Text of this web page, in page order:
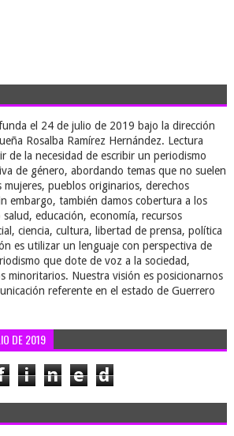
el 24 de julio de 2019 bajo la dirección
Rosalba Ramírez Hernández. Lectura
de la necesidad de escribir un periodismo
de género, abordando temas que no suelen
mujeres, pueblos originarios, derechos
embargo, también damos cobertura a los
educación, economía, recursos
ciencia, cultura, libertad de prensa, política
es utilizar un lenguaje con perspectiva de
que dote de voz a la sociedad,
minoritarios. Nuestra visión es posicionarnos
referente en el estado de Guerrero
DE 2019
i n e d